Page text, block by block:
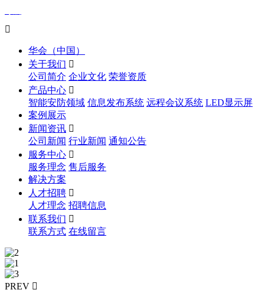

华会（中国）
关于我们 
公司简介 企业文化 荣誉资质
产品中心 
智能安防领域 信息发布系统 远程会议系统 LED显示屏
案例展示
新闻资讯 
公司新闻 行业新闻 通知公告
服务中心 
服务理念 售后服务
解决方案
人才招聘 
人才理念 招聘信息
联系我们 
联系方式 在线留言
PREV 